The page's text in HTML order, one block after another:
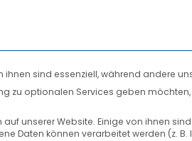
VTL
sind essenziell, während andere
zu optionalen Services geben
unserer Website. Einige von ihnen
Daten können verarbeitet werden (z.